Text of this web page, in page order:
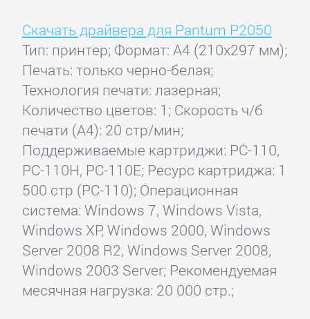
Скачать драйвера для Pantum P2050
Тип: принтер; Формат: A4 (210x297 мм);
Печать: только черно-белая;
Технология печати: лазерная;
Количество цветов: 1; Скорость ч/б
печати (А4): 20 стр/мин;
Поддерживаемые картриджи: PC-110,
PC-110H, PC-110E; Ресурс картриджа: 1
500 стр (PC-110); Операционная
система: Windows 7, Windows Vista,
Windows XP, Windows 2000, Windows
Server 2008 R2, Windows Server 2008,
Windows 2003 Server; Рекомендуемая
месячная нагрузка: 20 000 стр.;